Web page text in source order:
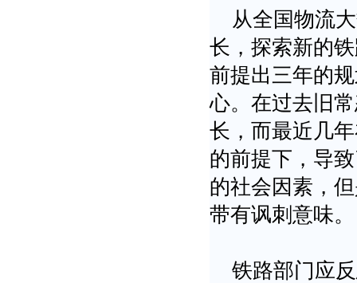
从全国物流
长，探索新的
前提出三年的
心。在过去旧
长，而最近几
的前提下，导
的社会因素，
带有讽刺意味。
铁路部门应